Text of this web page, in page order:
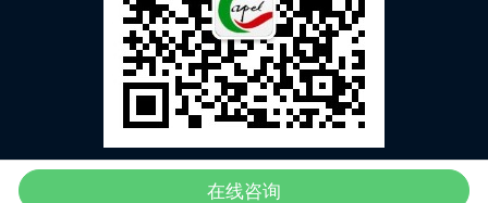
微信公众号
在线咨询